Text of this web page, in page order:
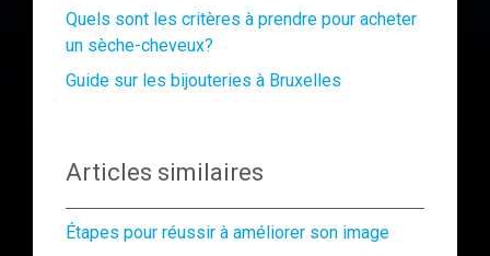
Quels sont les critères à prendre pour acheter
un sèche-cheveux?
Guide sur les bijouteries à Bruxelles
Articles similaires
Étapes pour réussir à améliorer son image